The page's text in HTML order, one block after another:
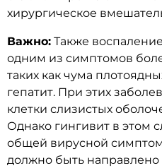
хирургическое
Важно: Также
одним из симптомов
таких как чума
гепатит. При этих
клетки слизистых
Однако гингивит в этом
общей вирусной
должно быть направлено